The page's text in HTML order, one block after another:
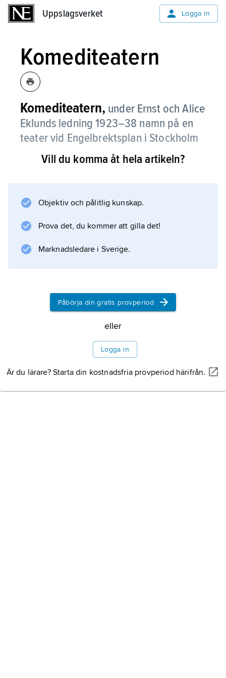
Uppslagsverket Logga in
Komediteatern
Komediteatern, under Ernst och Alice
Eklunds ledning 1923–38 namn på en
teater vid Engelbrektsplan i Stockholm
(tidigare kallad Intima teatern och
Mindre dramatiska teatern).
Gröna Lunds-teatern på nöjesfältet Gröna
Vill du komma åt hela artikeln?
Objektiv och pålitlig kunskap.
Prova det, du kommer att gilla det!
Marknadsledare i Sverige.
Påbörja din gratis provperiod
eller
Logga in
Är du lärare? Starta din kostnadsfria provperiod härifrån.